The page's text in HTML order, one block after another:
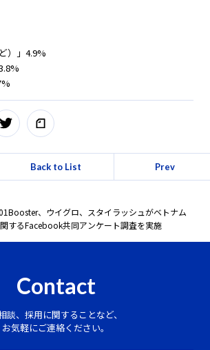
）」4.9%
Back to List Prev
、ウイグロ、スタイラッシュがベトナム
するFacebook共同アンケート調査を実施
Contact
談、採用に関することなど、
お気軽にご連絡ください。